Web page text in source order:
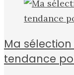
Ma
tendance